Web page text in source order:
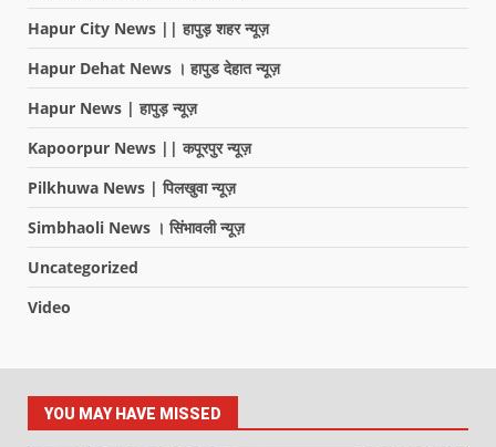
Hapur City News || हापुड़ शहर न्यूज़
Hapur Dehat News । हापुड देहात न्यूज़
Hapur News | हापुड़ न्यूज़
Kapoorpur News || कपूरपुर न्यूज़
Pilkhuwa News | पिलखुवा न्यूज़
Simbhaoli News । सिंभावली न्यूज़
Uncategorized
Video
YOU MAY HAVE MISSED